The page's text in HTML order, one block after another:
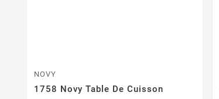
NOVY
1758 Novy Table De Cuisson